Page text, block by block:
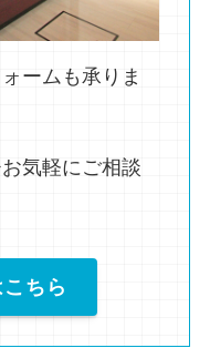
ームも承りま
気軽にご相談
ちら